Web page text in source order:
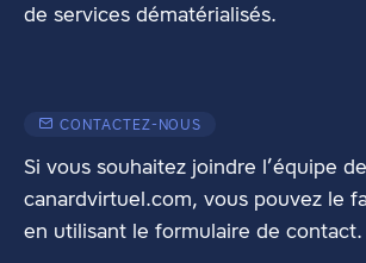
de services dématérialisés.
CONTACTEZ-NOUS
Si vous souhaitez joindre l’équipe de
canardvirtuel.com, vous pouvez le
en utilisant le formulaire de contact.